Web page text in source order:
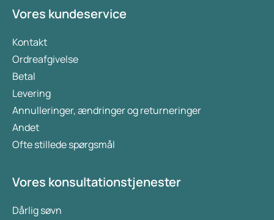
forskelle og bivirkningerne.
Vores kundeservice
Kontakt
Ordreafgivelse
Betal
Levering
Annulleringer, ændringer og returneringer
Andet
Ofte stillede spørgsmål
Vores konsultationstjenester
Dårlig søvn